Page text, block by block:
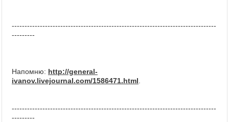
--------------------------------------------------------------------------------
---------
Напомню: http://general-
ivanov.livejournal.com/1586471.html
--------------------------------------------------------------------------------
---------